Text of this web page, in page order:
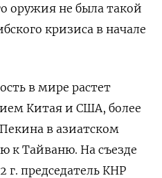
оружия не была такой
кризиса в начале
в мире растет
Китая и США, более
в азиатском
к Тайваню. На съезде
г. председатель КНР